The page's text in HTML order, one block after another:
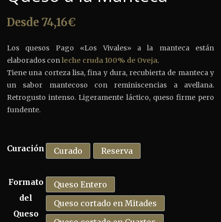
Desde 74,16€
Los quesos Pago «Los Vivales» a la manteca están
elaborados conleche cruda 100% de Oveja.
Tiene una corteza lisa, fina y dura, recubierta de manteca y
un sabor mantecoso con reminiscencias a avellana.
Retrogusto intenso. Ligeramente láctico, queso firme pero
fundente.
Curación Curado Reserva
Formato
del
Queso
Queso Entero
Queso cortado en Mitades